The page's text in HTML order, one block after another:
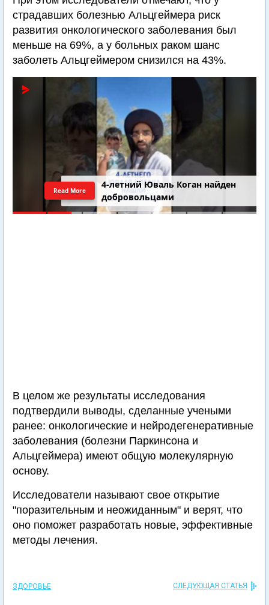
страдавших болезнью Альцгеймера риск
развития онкологического заболевания был
меньше на 69%, а у больных раком шанс
заболеть Альцгеймером снизился на 43%.
4-летний Юваль Коган найден
добровольцами
Read More
В целом же результаты исследования
подтвердили выводы, сделанные учеными
ранее: онкологические и нейродегенеративные
заболевания (болезни Паркинсона и
Альцгеймера) имеют общую молекулярную
основу.
Исследователи называют свое открытие
"поразительным и неожиданным" и верят, что
оно поможет разработать новые, эффективные
методы лечения.
ЗДОРОВЬЕ СЛЕДУЮЩАЯ СТАТЬЯ